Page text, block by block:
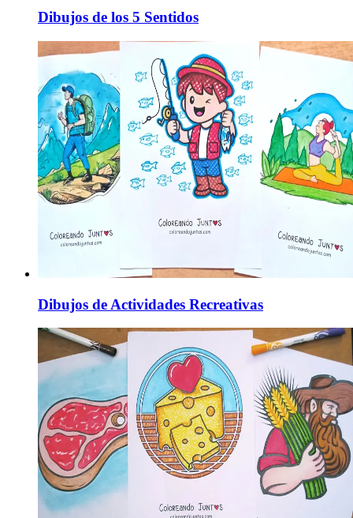
Dibujos de los 5 Sentidos
Dibujos de Actividades Recreativas